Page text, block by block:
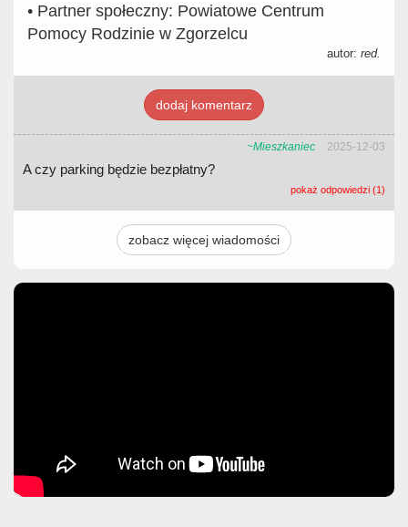
• Partner społeczny: Powiatowe Centrum
Pomocy Rodzinie w Zgorzelcu
autor: red.
dodaj komentarz
~Mieszkaniec 2025-12-03
A czy parking będzie bezpłatny?
pokaż odpowiedzi (1)
zobacz więcej wiadomości